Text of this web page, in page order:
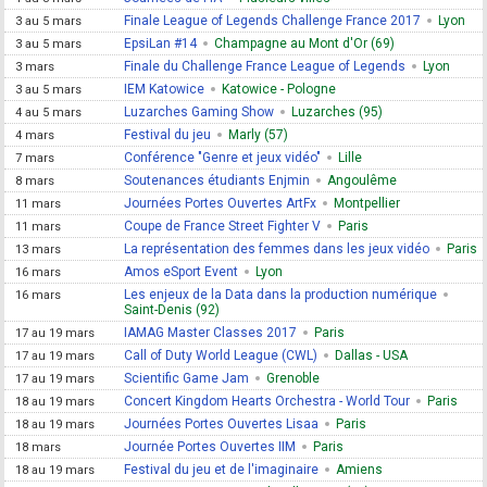
3 au 5 mars Finale League of Legends Challenge France 2017 Lyon
3 au 5 mars EpsiLan #14 Champagne au Mont d'Or (69)
3 mars Finale du Challenge France League of Legends Lyon
3 au 5 mars IEM Katowice Katowice - Pologne
4 au 5 mars Luzarches Gaming Show Luzarches (95)
4 mars Festival du jeu Marly (57)
7 mars Conférence "Genre et jeux vidéo" Lille
8 mars Soutenances étudiants Enjmin Angoulême
11 mars Journées Portes Ouvertes ArtFx Montpellier
11 mars Coupe de France Street Fighter V Paris
13 mars La représentation des femmes dans les jeux vidéo Paris
16 mars Amos eSport Event Lyon
16 mars
Les enjeux de la Data dans la production numérique
Saint-Denis (92)
17 au 19 mars IAMAG Master Classes 2017 Paris
17 au 19 mars Call of Duty World League (CWL) Dallas - USA
17 au 19 mars Scientific Game Jam Grenoble
18 au 19 mars Concert Kingdom Hearts Orchestra - World Tour Paris
18 au 19 mars Journées Portes Ouvertes Lisaa Paris
18 mars Journée Portes Ouvertes IIM Paris
18 au 19 mars Festival du jeu et de l'imaginaire Amiens